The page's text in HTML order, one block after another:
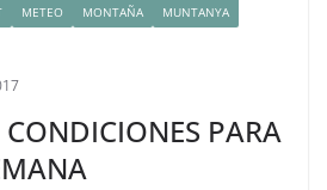
METEO MONTAÑA
MUNTANYA
CONDICIONES PARA